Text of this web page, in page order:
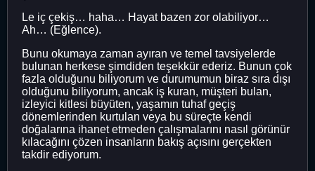
Le iç çekiş… haha… Hayat bazen zor olabiliyor…
Ah… (Eğlence).
Bunu okumaya zaman ayıran ve temel tavsiyelerde
bulunan herkese şimdiden teşekkür ederiz. Bunun çok
fazla olduğunu biliyorum ve durumumun biraz sıra dışı
olduğunu biliyorum, ancak iş kuran, müşteri bulan,
izleyici kitlesi büyüten, yaşamın tuhaf geçiş
dönemlerinden kurtulan veya bu süreçte kendi
doğalarına ihanet etmeden çalışmalarını nasıl görünür
kılacağını çözen insanların bakış açısını gerçekten
takdir ediyorum.